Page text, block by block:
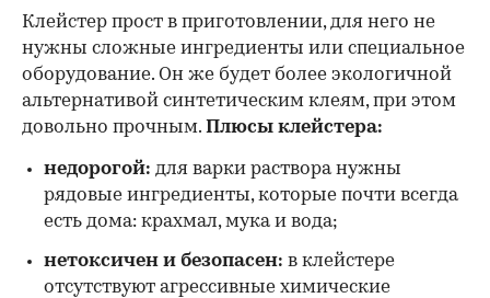
Клейстер прост в приготовлении, для него не
нужны сложные ингредиенты или специальное
оборудование. Он же будет более экологичной
альтернативой синтетическим клеям, при этом
довольно прочным. Плюсы клейстера:
недорогой: для варки раствора нужны
рядовые ингредиенты, которые почти всегда
есть дома: крахмал, мука и вода;
нетоксичен и безопасен: в клейстере
отсутствуют агрессивные химические